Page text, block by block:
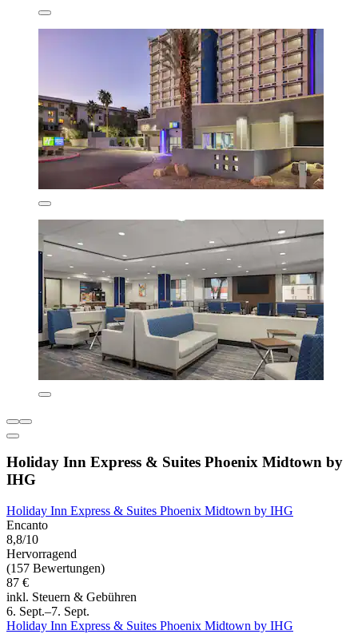
Holiday Inn Express & Suites Phoenix Midtown by
IHG
Holiday Inn Express & Suites Phoenix Midtown by IHG
Encanto
8,8/10
Hervorragend
(157 Bewertungen)
87 €
inkl. Steuern & Gebühren
6. Sept.–7. Sept.
Holiday Inn Express & Suites Phoenix Midtown by IHG